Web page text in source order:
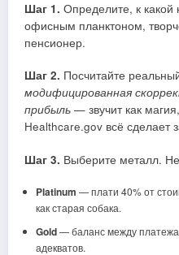
Шаг 1. Определите, к какой
офисным планктоном,
пенсионер.
Шаг 2. Посчитайте
модифицированная
прибыль — звучит как
Healthcare.gov всё сделает
Шаг 3. Выберите металл.
Platinum — плати 40% от
как старая собака.
Gold— баланс между
адекватов.